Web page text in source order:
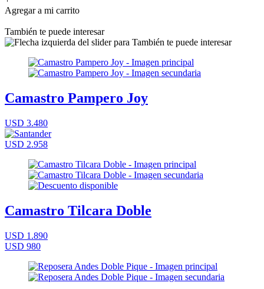
Agregar a mi carrito
También te puede interesar
Camastro Pampero Joy
USD 3.480
USD 2.958
Camastro Tilcara Doble
USD 1.890
USD 980